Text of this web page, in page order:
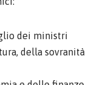
dei ministri
della sovranità